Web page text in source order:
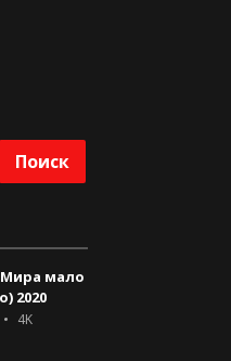
Мира мало
2020
4K